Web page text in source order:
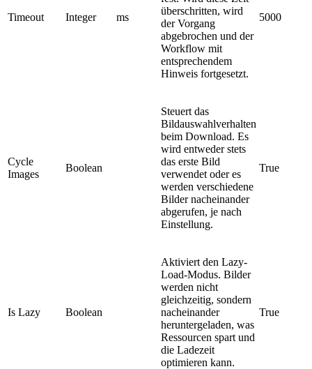
Timeout Integer ms
überschritten, wird
der Vorgang
abgebrochen und der
Workflow mit
entsprechendem
Hinweis fortgesetzt.
5000
Cycle
Images
Boolean
Steuert das
Bildauswahlverhalten
beim Download. Es
wird entweder stets
das erste Bild
verwendet oder es
werden verschiedene
Bilder nacheinander
abgerufen, je nach
Einstellung.
True
Is Lazy Boolean
Aktiviert den Lazy-
Load-Modus. Bilder
werden nicht
gleichzeitig, sondern
nacheinander
heruntergeladen, was
Ressourcen spart und
die Ladezeit
optimieren kann.
True